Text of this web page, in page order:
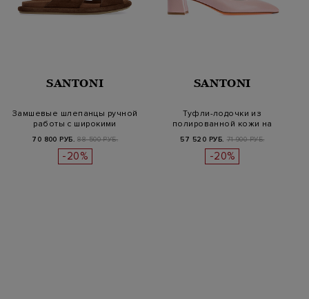
SANTONI
Замшевые шлепанцы ручной
работы с широкими
перемычками
70 800 РУБ. 88 500 РУБ.
-20%
SANTONI
Туфли-лодочки из
полированной кожи на
устойчивом каблу…
57 520 РУБ. 71 900 РУБ.
-20%